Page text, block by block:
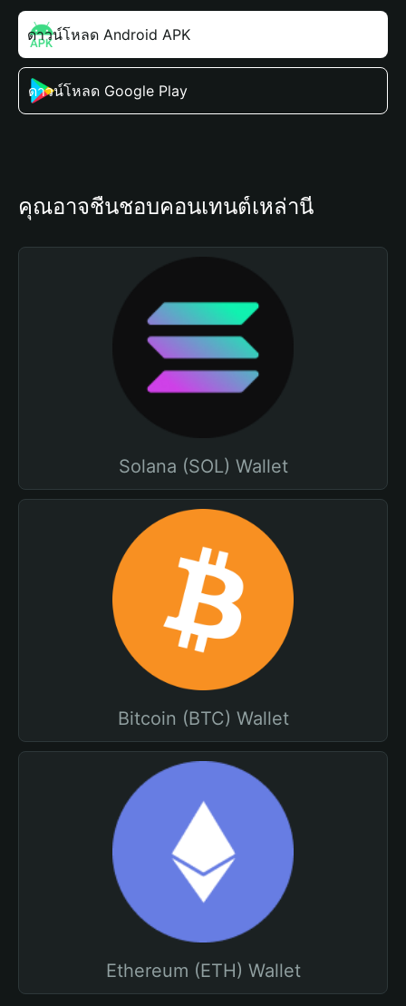
ดาวน์โหลด Android APK
ดาวน์โหลด Google Play
คุณอาจชื่นชอบคอนเทนต์เหล่านี้
Solana (SOL) Wallet
Bitcoin (BTC) Wallet
Ethereum (ETH) Wallet